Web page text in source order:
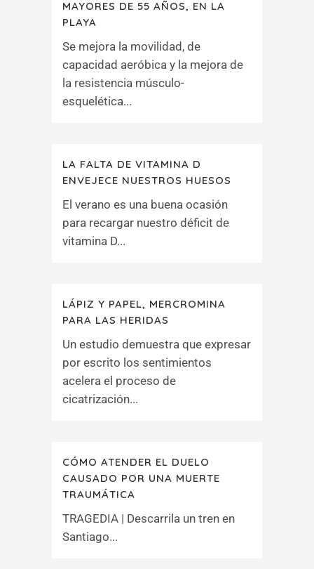
MAYORES DE 55 AÑOS, EN LA
PLAYA
Se mejora la movilidad, de
capacidad aeróbica y la mejora de
la resistencia músculo-
esquelética...
LA FALTA DE VITAMINA D
ENVEJECE NUESTROS HUESOS
El verano es una buena ocasión
para recargar nuestro déficit de
vitamina D...
LÁPIZ Y PAPEL, MERCROMINA
PARA LAS HERIDAS
Un estudio demuestra que expresar
por escrito los sentimientos
acelera el proceso de
cicatrización...
CÓMO ATENDER EL DUELO
CAUSADO POR UNA MUERTE
TRAUMÁTICA
TRAGEDIA | Descarrila un tren en
Santiago...